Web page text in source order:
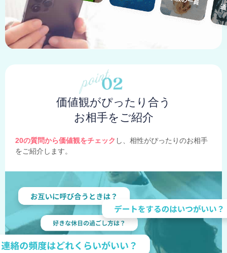
価値観がぴったり合う
お相手をご紹介
20の質問から価値観をチェック し、相性がぴったりのお相手
をご紹介します。